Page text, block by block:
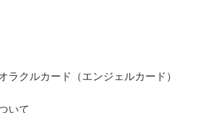
ラクルカード（エンジェルカード）
いて